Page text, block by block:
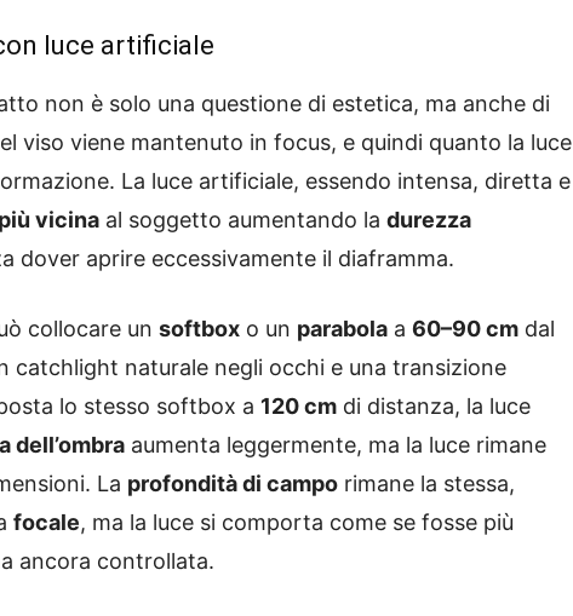
luce artificiale
non è solo una questione di estetica, ma anche di
viso viene mantenuto in focus, e quindi quanto la luce
La luce artificiale, essendo intensa, diretta e
vicina al soggetto aumentando la durezza
dover aprire eccessivamente il diaframma.
collocare un softbox o un parabola a 60–90 cm dal
catchlight naturale negli occhi e una transizione
lo stesso softbox a 120 cm di distanza, la luce
dell’ombra aumenta leggermente, ma la luce rimane
La profondità di campo rimane la stessa,
focale, ma la luce si comporta come se fosse più
ancora controllata.